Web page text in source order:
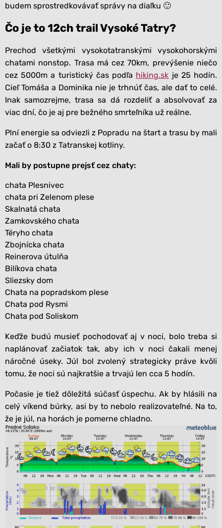
budem sprostredkovávať správy na diaľku 🙂
Čo je to 12ch trail Vysoké Tatry?
Prechod všetkými vysokotatranskými vysokohorskými
chatami nonstop. Trasa má cez 70km, prevýšenie niečo
cez 5000m a turistický čas podľa hiking.sk je 25 hodín.
Cieľ Tomáša a Dominika nie je trhnúť čas, ale dať to celé.
Inak samozrejme, trasa sa dá rozdeliť a absolvovať za
viac dní, čo je aj pre bežného smrteľníka už reálne.
Plní energie sa odviezli z Popradu na štart a trasu by mali
začať o 8:30 z Tatranskej kotliny.
Mali by postupne prejsť cez chaty:
chata Plesnivec
chata pri Zelenom plese
Skalnatá chata
Zamkovského chata
Téryho chata
Zbojnícka chata
Reinerova útulňa
Bilíkova chata
Sliezsky dom
Chata na popradskom plese
Chata pod Rysmi
Chata pod Soliskom
Keďže budú musieť pochodovať aj v noci, bolo treba si
naplánovať začiatok tak, aby ich v noci čakali menej
náročné úseky. Júl bol zvolený strategicky práve kvôli
tomu, že noci sú najkratšie a trvajú len cca 5 hodín.
Počasie je tiež dôležitá súčasť úspechu. Ak by hlásili na
celý víkend búrky, asi by to nebolo realizovateľné. Na to,
že je júl, na horách je pomerne chladno.